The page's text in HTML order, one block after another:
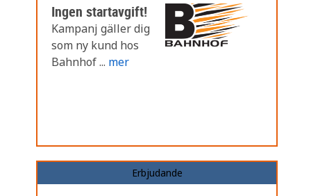
Ingen startavgift!
Kampanj gäller dig
som ny kund hos
Bahnhof ... mer
Erbjudande